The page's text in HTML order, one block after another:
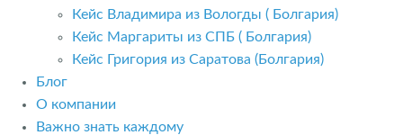
Кейс Владимира из Вологды ( Болгария)
Кейс Маргариты из СПБ ( Болгария)
Кейс Григория из Саратова (Болгария)
Блог
О компании
Важно знать каждому